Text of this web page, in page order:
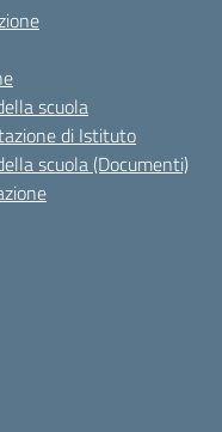
scuola
di Istituto
scuola (Documenti)